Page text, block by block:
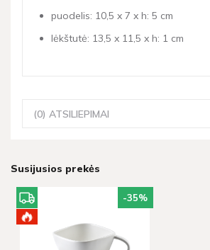
puodelis: 10,5 x 7 x h: 5 cm
lėkštutė: 13,5 x 11,5 x h: 1 cm
(0) ATSILIEPIMAI
Susijusios prekės
-35%